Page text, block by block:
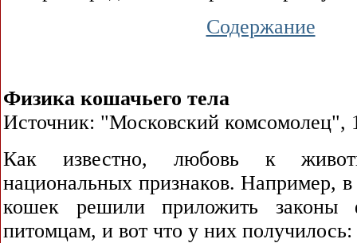
Содержание
Физика кошачьего тела
Источник: "Московский комсомолец",
Как известно, любовь к
национальных признаков. Например,
кошек решили приложить законы
питомцам, и вот что у них получилось: